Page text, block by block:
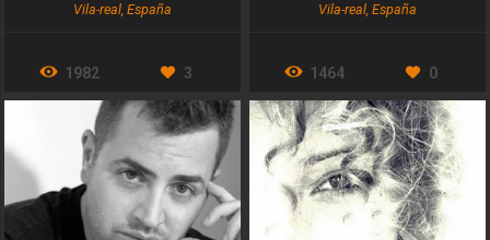
Vila-real, España
1982 3
Vila-real, España
1464 0